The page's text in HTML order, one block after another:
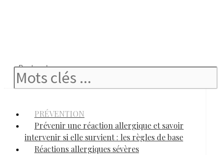
Rechercher
PRÉVENTION
Prévenir une réaction allergique et savoir
intervenir si elle survient : les règles de base
Réactions allergiques sévères